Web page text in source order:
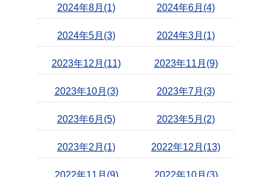
2024年8月(1) 2024年6月(4)
2024年5月(3) 2024年3月(1)
2023年12月(11) 2023年11月(9)
2023年10月(3) 2023年7月(3)
2023年6月(5) 2023年5月(2)
2023年2月(1) 2022年12月(13)